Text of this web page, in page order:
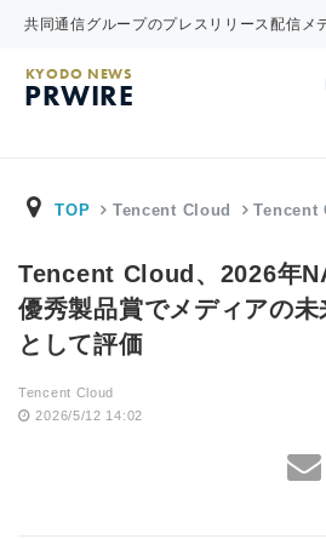
共同通信グループのプレスリリース配信メ
KYODO NEWS
PRWIRE
TOP Tencent Cloud Tencent
Tencent Cloud、2026年
優秀製品賞でメディアの
として評価
Tencent Cloud
2026/5/12 14:02